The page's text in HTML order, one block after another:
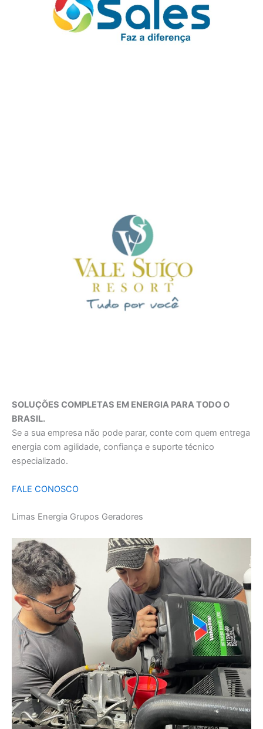
SOLUÇÕES COMPLETAS EM ENERGIA PARA TODO O
BRASIL.
Se a sua empresa não pode parar, conte com quem entrega
energia com agilidade, confiança e suporte técnico
especializado.
FALE CONOSCO
Limas Energia Grupos Geradores